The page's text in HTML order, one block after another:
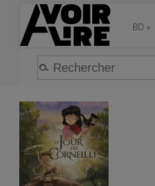
BD »